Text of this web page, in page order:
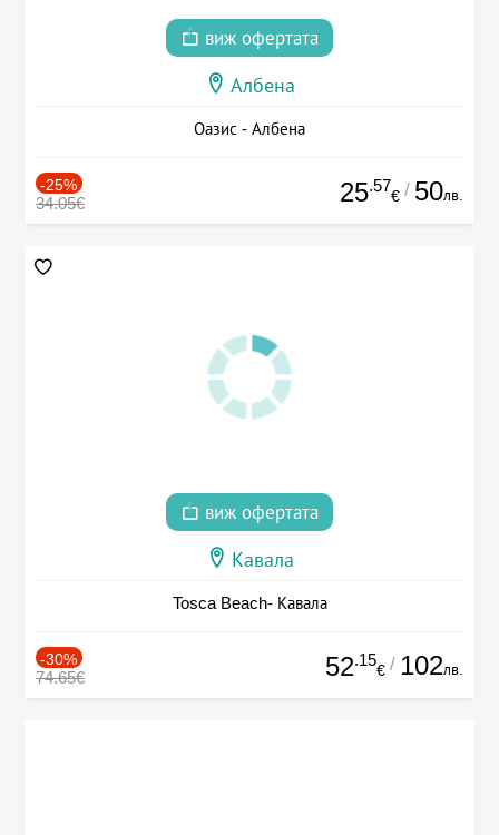
виж офертата
Албена
Оазис - Албена
-25%
34.05€ 25.57
€ / 50лв.
виж офертата
Кавала
Tosca Beach- Кавала
-30%
74.65€ 52.15
€ / 102лв.